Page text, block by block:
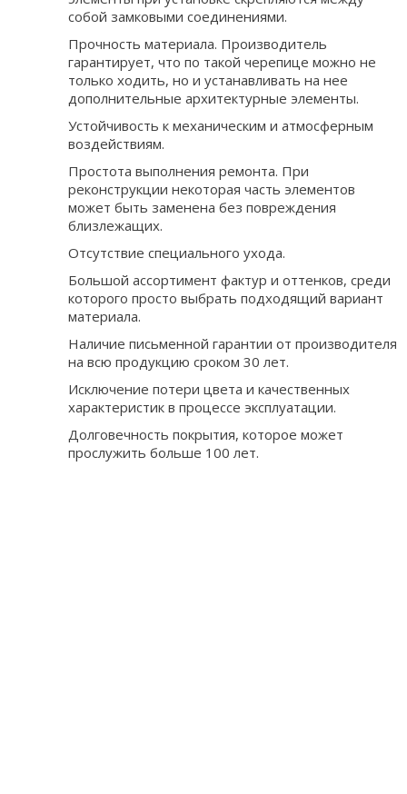
собой замковыми соединениями.
Прочность материала. Производитель
гарантирует, что по такой черепице можно не
только ходить, но и устанавливать на нее
дополнительные архитектурные элементы.
Устойчивость к механическим и атмосферным
воздействиям.
Простота выполнения ремонта. При
реконструкции некоторая часть элементов
может быть заменена без повреждения
близлежащих.
Отсутствие специального ухода.
Большой ассортимент фактур и оттенков, среди
которого просто выбрать подходящий вариант
материала.
Наличие письменной гарантии от производителя
на всю продукцию сроком 30 лет.
Исключение потери цвета и качественных
характеристик в процессе эксплуатации.
Долговечность покрытия, которое может
прослужить больше 100 лет.